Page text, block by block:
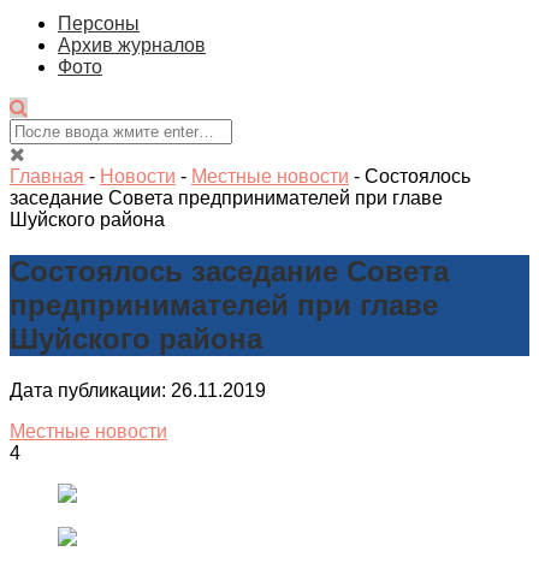
Персоны
Архив журналов
Фото
Главная - Новости - Местные новости - Состоялось
заседание Совета предпринимателей при главе
Шуйского района
Состоялось заседание Совета
предпринимателей при главе
Шуйского района
Дата публикации: 26.11.2019
Местные новости
4